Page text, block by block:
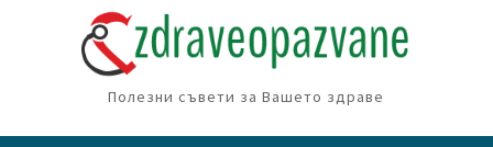
Полезни съвети за Вашето здраве